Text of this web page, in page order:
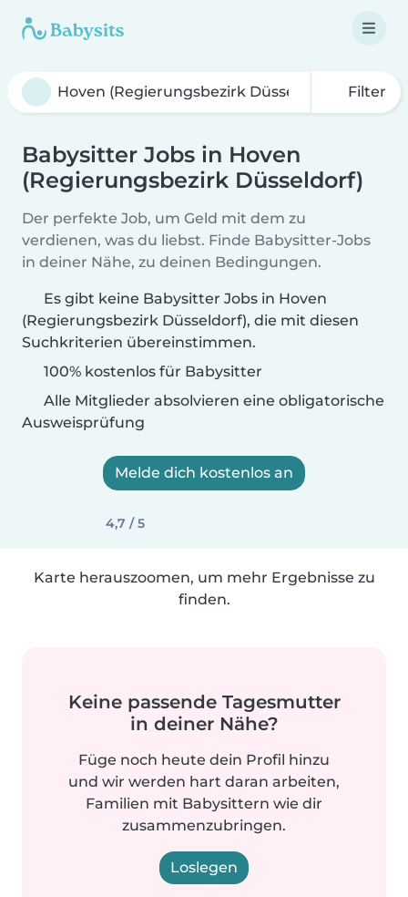
Filter
Babysitter Jobs in Hoven
(Regierungsbezirk Düsseldorf)
Der perfekte Job, um Geld mit dem zu
verdienen, was du liebst. Finde Babysitter-Jobs
in deiner Nähe, zu deinen Bedingungen.
Es gibt keine Babysitter Jobs in Hoven
(Regierungsbezirk Düsseldorf), die mit diesen
Suchkriterien übereinstimmen.
100% kostenlos für Babysitter
Alle Mitglieder absolvieren eine obligatorische
Ausweisprüfung
Melde dich kostenlos an
4,7 / 5
Karte herauszoomen, um mehr Ergebnisse zu
finden.
Keine passende Tagesmutter
in deiner Nähe?
Füge noch heute dein Profil hinzu
und wir werden hart daran arbeiten,
Familien mit Babysittern wie dir
zusammenzubringen.
Loslegen